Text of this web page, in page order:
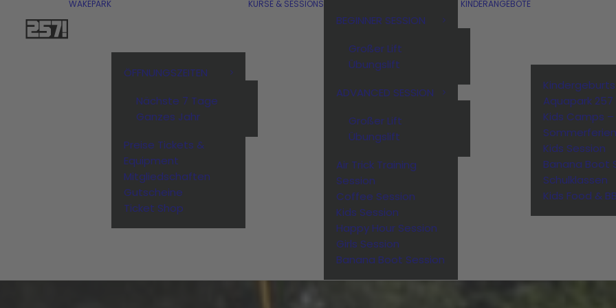
WAKEPARK
ÖFFNUNGSZEITEN
Nächste 7 Tage
Ganzes Jahr
Preise Tickets &
Equipment
Mitgliedschaften
Gutscheine
Ticket Shop
KURSE & SESSIONS
BEGINNER SESSION
Großer Lift
Übungslift
ADVANCED SESSION
Großer Lift
Übungslift
Air Trick Training
Session
Coffee Session
Kids Session
Happy Hour Session
Girls Session
Banana Boot Session
KINDERANGEBOTE
Aquapark 257
Kids Camps –
Sommerferien
Kids Session
Banana Boot
Schulklassen
Kids Food &